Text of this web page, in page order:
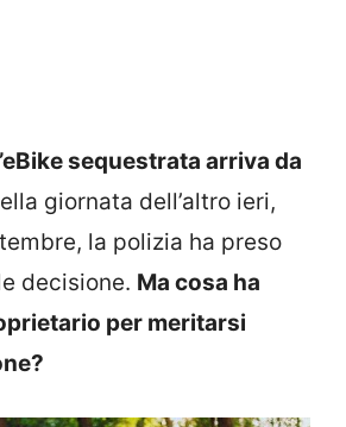
sequestrata arriva da
giornata dell’altro ieri,
la polizia ha preso
decisione. Ma cosa ha
per meritarsi